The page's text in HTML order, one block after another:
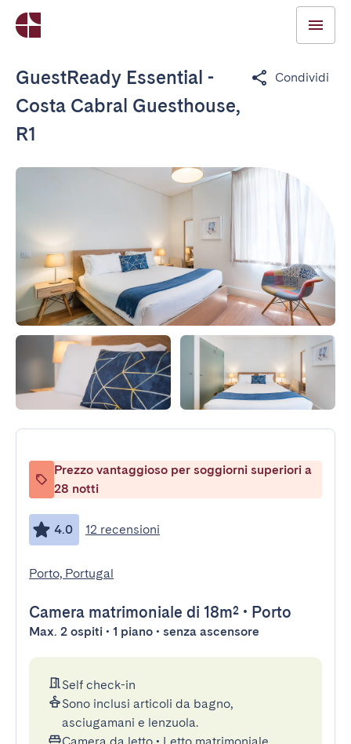
GuestReady Essential -
Costa Cabral Guesthouse,
R1
Condividi
Prezzo vantaggioso per soggiorni superiori a
28 notti
4.0 12 recensioni
Porto, Portugal
Camera matrimoniale di 18m² • Porto
Max. 2 ospiti • 1 piano • senza ascensore
Self check-in
Sono inclusi articoli da bagno,
asciugamani e lenzuola.